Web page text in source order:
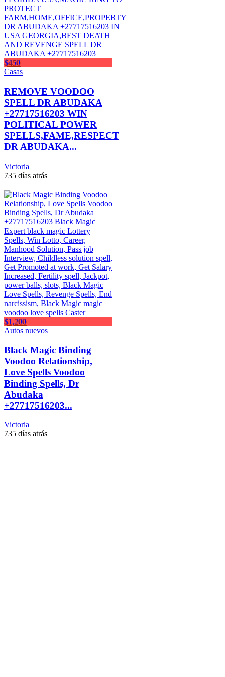
$450
Casas
REMOVE VOODOO
SPELL DR ABUDAKA
+27717516203 WIN
POLITICAL POWER
SPELLS,FAME,RESPECT
DR ABUDAKA...
Victoria
735 días atrás
$1,200
Autos nuevos
Black Magic Binding
Voodoo Relationship,
Love Spells Voodoo
Binding Spells, Dr
Abudaka
+27717516203...
Victoria
735 días atrás